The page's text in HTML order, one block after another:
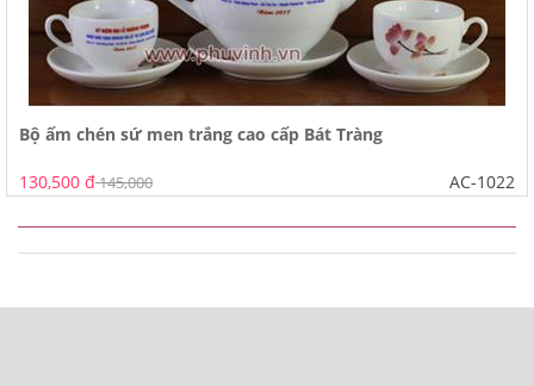
Bộ ấm chén sứ men trắng cao cấp Bát Tràng
130,500 đ145,000 AC-1022